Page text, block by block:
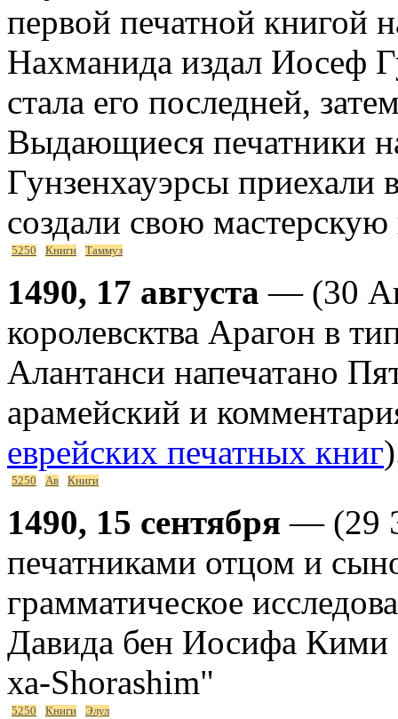
первой печатной книгой
Нахманида издал Иосеф
стала его последней,
Выдающиеся печатники
Гунзенхауэрсы
создали свою
5250 Книги Таммуз
1490, 17 августа — (30
королевсктва Арагон в
Алантанси напечатано
арамейский и
еврейских печатных книг
5250 Ав Книги
1490, 15 сентября — (29
печатниками отцом и
грамматическое
Давида бен Иосифа
ха-Shorashim"
5250 Книги Элул